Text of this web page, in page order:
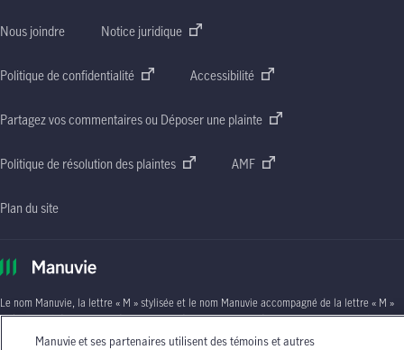
Nous joindre Notice juridique
Politique de confidentialité Accessibilité
Partagez vos commentaires ou Déposer une plainte
Politique de résolution des plaintes AMF
Plan du site
Le nom Manuvie, la lettre « M »stylisée et le nom Manuvie accompagné de la lettre « M »
stylisée sont des marques de commerce de La Compagnie d’Assurance-Vie Manufacturers
qu’elle et ses sociétés affiliées utilisent sous licence. © La Compagnie d’Assurance-Vie
Manuvie et ses partenaires utilisent des témoins et autres